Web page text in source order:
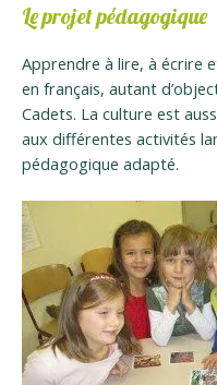
Le projet pédagogique
Apprendre à lire, à écrire
en français, autant
Cadets. La culture est
aux différentes activités
pédagogique adapté.